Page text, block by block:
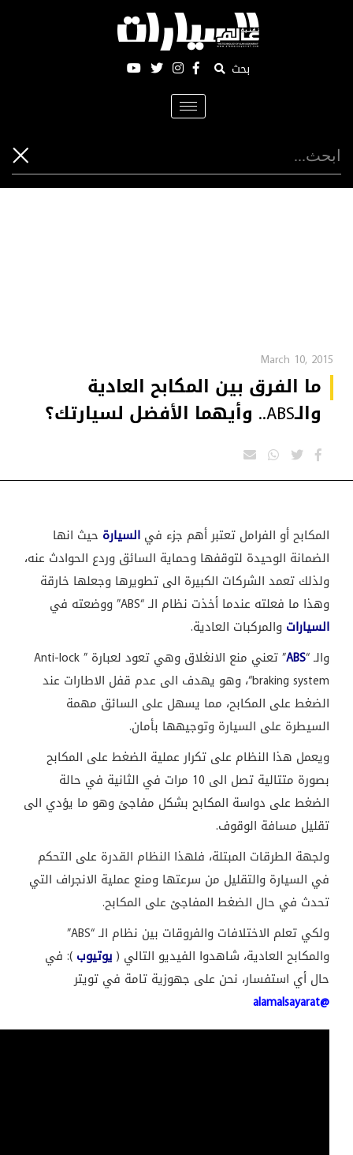
بحث
Toggle
navigation
March 10, 2015
ما الفرق بين المكابح العادية
والـABS.. وأيهما الأفضل لسيارتك؟
المكابح أو الفرامل تعتبر أهم جزء في السيارة حيث انها
الضمانة الوحيدة لتوقفها وحماية السائق وردع الحوادث عنه،
ولذلك تعمد الشركات الكبيرة الى تطويرها وجعلها خارقة
وهذا ما فعلته عندما أخذت نظام الـ “ABS” ووضعته في
السيارات والمركبات العادية.
والـ “ABS” تعني منع الانغلاق وهي تعود لعبارة ”Anti-lock
braking system“، وهو يهدف الى عدم قفل الاطارات عند
الضغط على المكابح، مما يسهل على السائق مهمة
السيطرة على السيارة وتوجيهها بأمان.
ويعمل هذا النظام على تكرار عملية الضغط على المكابح
بصورة متتالية تصل الى 10 مرات في الثانية في حالة
الضغط على دواسة المكابح بشكل مفاجئ وهو ما يؤدي الى
تقليل مسافة الوقوف.
ولجهة الطرقات المبتلة، فلهذا النظام القدرة على التحكم
في السيارة والتقليل من سرعتها ومنع عملية الانجراف التي
تحدث في حال الضغط المفاجئ على المكابح.
ولكي تعلم الاختلافات والفروقات بين نظام الـ “ABS
”
والمكابح العادية، شاهدوا الفيديو التالي ( يوتيوب ): في
حال أي استفسار، نحن على جهوزية تامة في تويتر
@alamalsayarat